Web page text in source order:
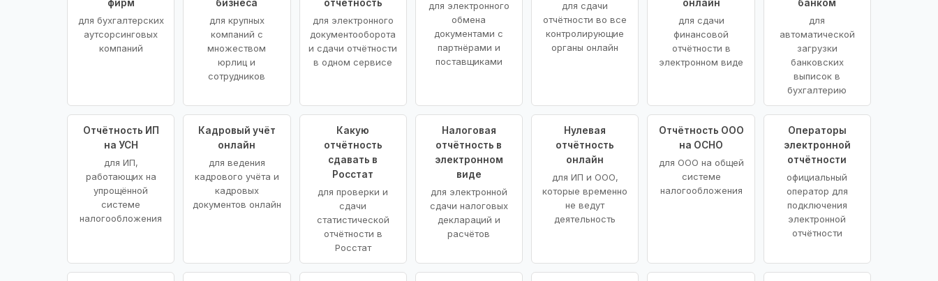
фирм
для бухгалтерских
аутсорсинговых
компаний
бизнеса
для крупных
компаний с
множеством
юрлиц и
сотрудников
отчётность
для электронного
документооборота
и сдачи отчётности
в одном сервисе
для электронного
обмена
документами с
партнёрами и
поставщиками
для сдачи
отчётности во все
контролирующие
органы онлайн
онлайн
для сдачи
финансовой
отчётности в
электронном виде
банком
для
автоматической
загрузки
банковских
выписок в
бухгалтерию
Отчётность ИП
на УСН
для ИП,
работающих на
упрощённой
системе
налогообложения
Кадровый учёт
онлайн
для ведения
кадрового учёта и
кадровых
документов онлайн
Какую
отчётность
сдавать в
Росстат
для проверки и
сдачи
статистической
отчётности в
Росстат
Налоговая
отчётность в
электронном
виде
для электронной
сдачи налоговых
деклараций и
расчётов
Нулевая
отчётность
онлайн
для ИП и ООО,
которые временно
не ведут
деятельность
Отчётность ООО
на ОСНО
для ООО на общей
системе
налогообложения
Операторы
электронной
отчётности
официальный
оператор для
подключения
электронной
отчётности